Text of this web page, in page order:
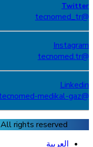
Twitter
@tecnomed_tr
Instagram
@tecnomed.tr
Linkedin
@tecnomed-medikal-gaz
All rights reserved.
العربية